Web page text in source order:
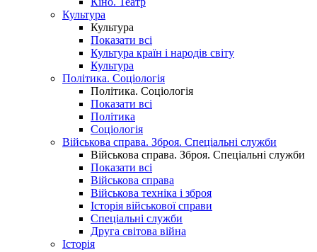
Культура
Культура
Показати всі
Культура країн і народів світу
Культура
Політика. Соціологія
Політика. Соціологія
Показати всі
Політика
Соціологія
Військова справа. Зброя. Спеціальні служби
Військова справа. Зброя. Спеціальні служби
Показати всі
Військова справа
Військова техніка і зброя
Історія військової справи
Спеціальні служби
Друга світова війна
Історія